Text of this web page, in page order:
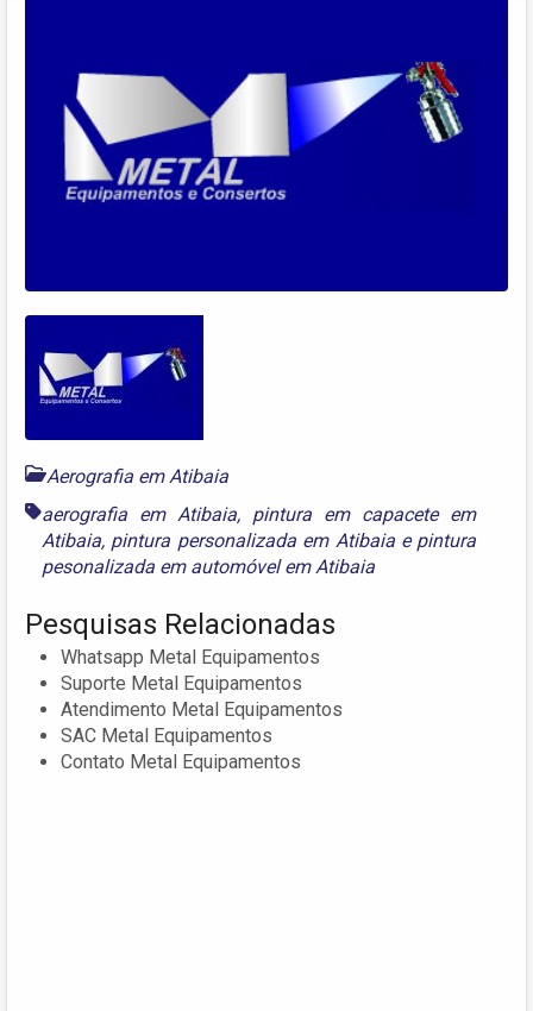
Aerografia em Atibaia
aerografia em Atibaia, pintura em capacete em
Atibaia, pintura personalizada em Atibaiae pintura
pesonalizada em automóvel em Atibaia
Pesquisas Relacionadas
Whatsapp Metal Equipamentos
Suporte Metal Equipamentos
Atendimento Metal Equipamentos
SAC Metal Equipamentos
Contato Metal Equipamentos